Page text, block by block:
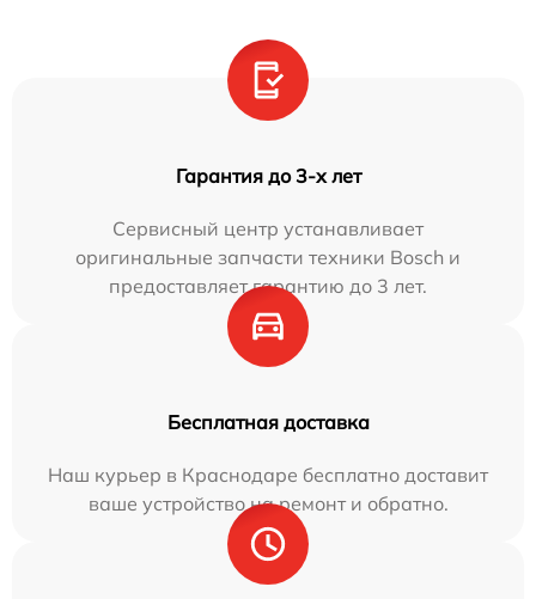
Гарантия до 3-х лет
Сервисный центр устанавливает
оригинальные запчасти техники Bosch и
предоставляет гарантию до 3 лет.
Бесплатная доставка
Наш курьер в Краснодаре бесплатно доставит
ваше устройство на ремонт и обратно.